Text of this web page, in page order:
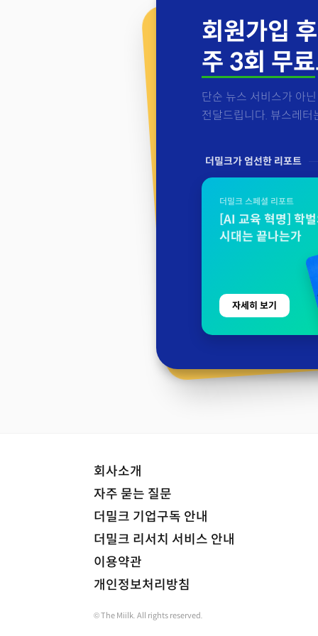
회원가입
주 3회 무료
단순 뉴스 서비스가 아
전달드립니다. 뷰스레터
더밀크가 엄선한 리포트
더밀크 스페셜 리포트
[AI 교육 혁명] 학
시대는 끝나는가
자세히 보기
회사소개
자주 묻는 질문
더밀크 기업구독 안내
더밀크 리서치 서비스 안내
이용약관
개인정보처리방침
© The Miilk. All rights reserved.